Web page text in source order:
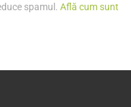
spamul. Află cum sunt